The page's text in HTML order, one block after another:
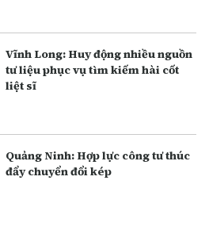
Vĩnh Long: Huy động nhiều nguồn
tư liệu phục vụ tìm kiếm hài cốt
liệt sĩ
Quảng Ninh: Hợp lực công tư thúc
đẩy chuyển đổi kép